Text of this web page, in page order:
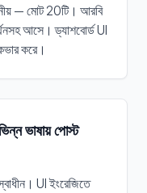
— মোট 20টি। আরবি
আসে। ড্যাশবোর্ড UI
করে।
ভাষায় পোস্ট
UI ইংরেজিতে